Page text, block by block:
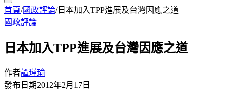
首頁/國政評論/日本加入TPP進展及台灣因應之道
國政評論
日本加入TPP進展及台灣因應之道
作者譚瑾瑜
發布日期2012年2月17日